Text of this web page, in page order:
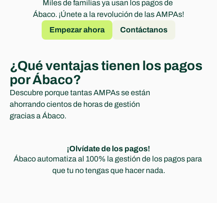
Experts
Miles de familias ya usan los pagos de
Ábaco. ¡Únete a la revolución de las AMPAs!
Empezar ahora
Contáctanos
¿Qué ventajas tienen los pagos
por Ábaco?
Descubre porque tantas AMPAs se están
ahorrando cientos de horas de gestión
gracias a Ábaco.
¡Olvídate de los pagos!
Ábaco automatiza al 100% la gestión de los pagos para
que tu no tengas que hacer nada.